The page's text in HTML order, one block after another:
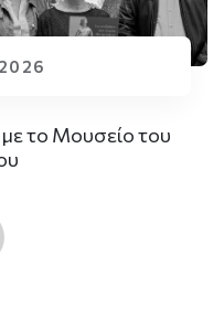
το Μουσείο του